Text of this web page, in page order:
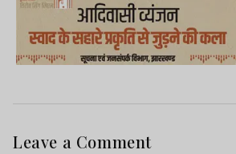
Leave a Comment